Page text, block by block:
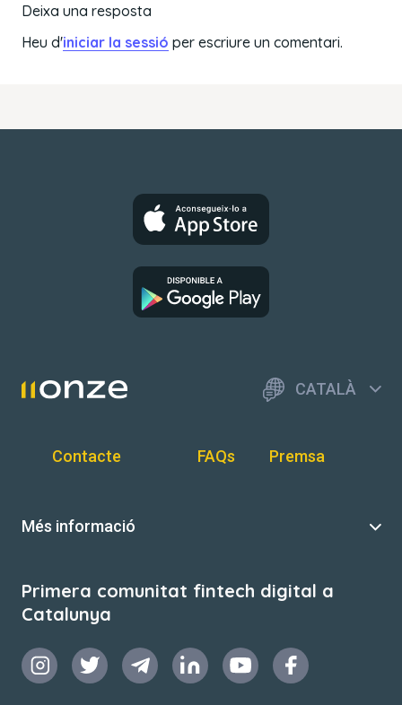
Deixa una resposta
Heu d'iniciar la sessió per escriure un comentari.
CATALÀ
Contacte FAQs Premsa
Més informació
Primera comunitat fintech digital a
Catalunya